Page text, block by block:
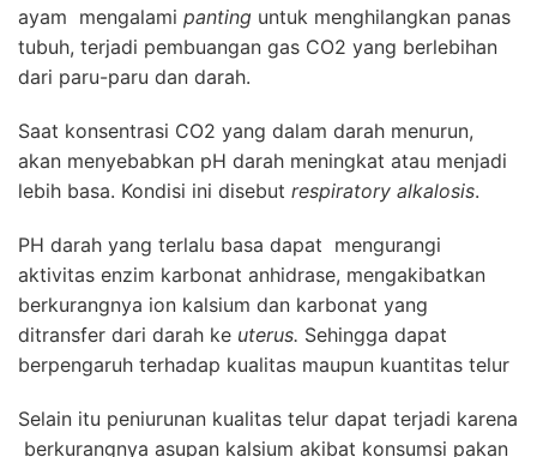
ayam mengalami panting untuk menghilangkan panas
tubuh, terjadi pembuangan gas CO2 yang berlebihan
dari paru-paru dan darah.
Saat konsentrasi CO2 yang dalam darah menurun,
akan menyebabkan pH darah meningkat atau menjadi
lebih basa. Kondisi ini disebut respiratory alkalosis.
PH darah yang terlalu basa dapat mengurangi
aktivitas enzim karbonat anhidrase, mengakibatkan
berkurangnya ion kalsium dan karbonat yang
ditransfer dari darah ke uterus. Sehingga dapat
berpengaruh terhadap kualitas maupun kuantitas telur
Selain itu peniurunan kualitas telur dapat terjadi karena
berkurangnya asupan kalsium akibat konsumsi pakan